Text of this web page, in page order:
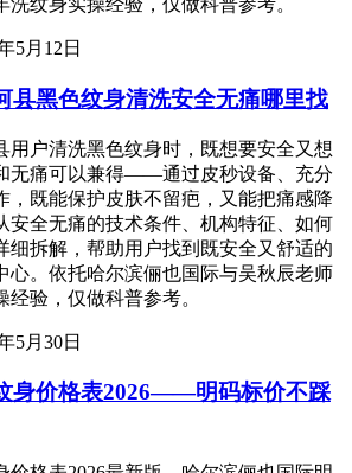
洗纹身实操经验，仅做科普参考。
5月12日
县黑色纹身清洗安全无痛哪里找
用户清洗黑色纹身时，既想要安全又想
无痛可以兼得——通过皮秒设备、充分
，既能保护皮肤不留疤，又能把痛感降
安全无痛的技术条件、机构特征、如何
细拆解，帮助用户找到既安全又舒适的
心。依托哈尔滨俪也国际与吴秋辰老师
经验，仅做科普参考。
5月30日
身价格表2026——明码标价不踩